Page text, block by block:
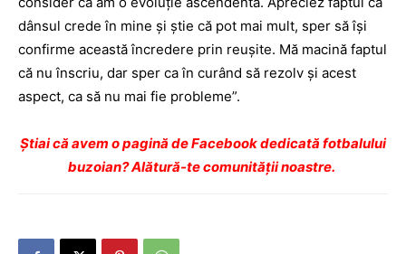
dânsul crede în mine şi ştie că pot mai mult, sper să îşi
confirme această încredere prin reuşite. Mă macină faptul
că nu înscriu, dar sper ca în curând să rezolv şi acest
aspect, ca să nu mai fie proble­me”.
Ştiai că avem o pagină de Facebook dedicată fotbalului
buzoian? Alătură-te comunității noastre.